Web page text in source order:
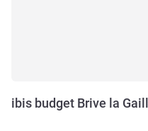
ibis budget Brive la